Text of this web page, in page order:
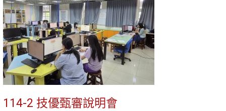
114-2 技優甄審說明會